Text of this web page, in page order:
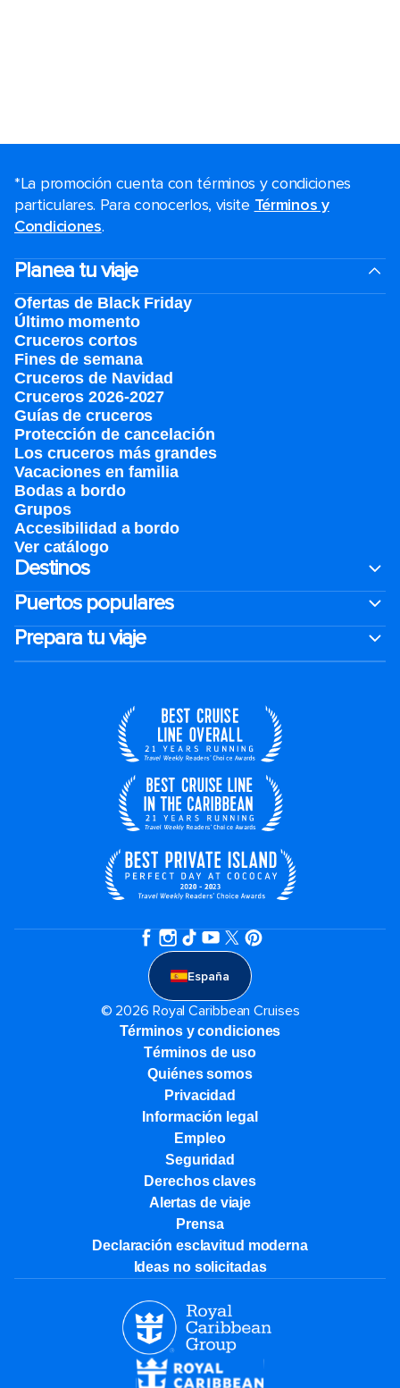
*La promoción cuenta con términos y condiciones
particulares. Para conocerlos, visite Términos y
Condiciones.
Planea tu viaje
Ofertas de Black Friday
Último momento
Cruceros cortos
Fines de semana
Cruceros de Navidad
Cruceros 2026-2027
Guías de cruceros
Protección de cancelación
Los cruceros más grandes
Vacaciones en familia
Bodas a bordo
Grupos
Accesibilidad a bordo
Ver catálogo
Destinos
Puertos populares
Prepara tu viaje
España
© 2026 Royal Caribbean Cruises
Términos y condiciones
Términos de uso
Quiénes somos
Privacidad
Información legal
Empleo
Seguridad
Derechos claves
Alertas de viaje
Prensa
Declaración esclavitud moderna
Ideas no solicitadas